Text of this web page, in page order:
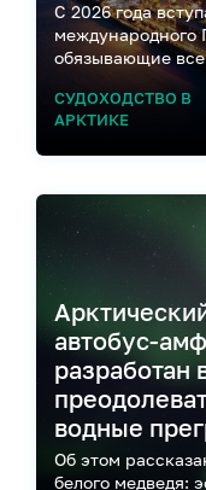
С 2026 года
международного
обязывающие все
системы
СУДОХОДСТВО В
АРКТИКЕ
автобус-
разработан
водные
Об этом
белого медведя: